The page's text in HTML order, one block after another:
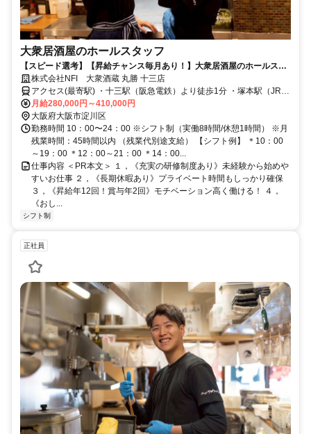
大衆居酒屋のホールスタッフ
【スピード選考】【昇給チャンス毎月あり！】大衆居酒屋のホールスタ
ッフ！未経験者歓迎！
株式会社NFI 大衆酒蔵 丸勝 十三店
アクセス(最寄駅) ・十三駅（阪急電鉄）より徒歩1分 ・塚本駅（JR在
来線）より車6分 ・中津駅（阪急電鉄）より車10分
月給280,000円～410,000円
大阪府大阪市淀川区
勤務時間 10：00〜24：00 ※シフト制（実働8時間/休憩1時間） ※月
残業時間：45時間以内 （残業代別途支給） 【シフト例】 ＊10：00
～19：00 ＊12：00～21：00 ＊14：00...
仕事内容 ＜PR本文＞ １，《充実の研修制度あり》未経験から始めや
すいお仕事 ２，《長期休暇あり》プライベート時間もしっかり確保
３，《昇給年12回！賞与年2回》モチベーション高く働ける！ ４，
《おし...
シフト制
正社員